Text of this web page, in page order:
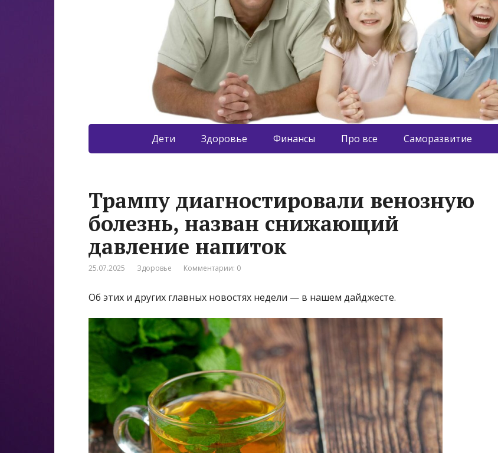
Дети Здоровье Финансы Про все Саморазвитие
Трампу диагностировали венозную
болезнь, назван снижающий
давление напиток
25.07.2025 Здоровье Комментарии: 0
Об этих и других главных новостях недели — в нашем дайджесте.